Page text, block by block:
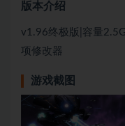
版本介绍
v1.96终极版|容量
项修改器
游戏截图